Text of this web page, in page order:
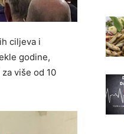
ciljeva i
godine,
više od 10